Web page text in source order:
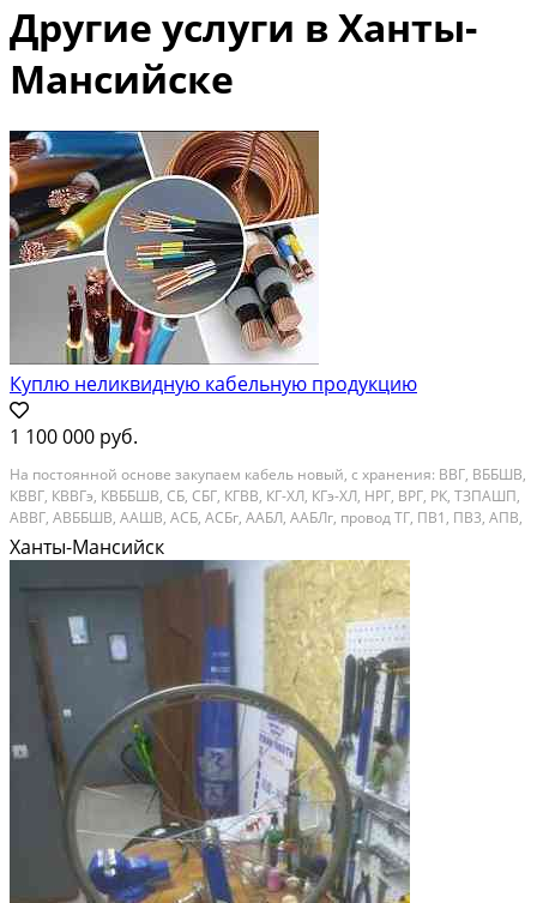
Другие услуги в Ханты-
Мансийске
Куплю неликвидную кабельную продукцию
1 100 000 руб.
На постоянной основе закупаем кабель новый, с хранения: ВВГ, ВББШВ,
КВВГ, КВВГэ, КВББШВ, СБ, СБГ, КГВВ, КГ-ХЛ, КГэ-ХЛ, НРГ, ВРГ, РК, ТЗПАШП,
АВВГ, АВББШВ, ААШВ, АСБ, АСБг, ААБЛ, ААБЛг, провод ТГ, ПВ1, ПВ3, АПВ,
ППВ, ПВС, ПУНП, ПАЛ, РКГМ, эмальпровод. Стандартные скидки не
предлагать, возможен...
Ханты-Мансийск